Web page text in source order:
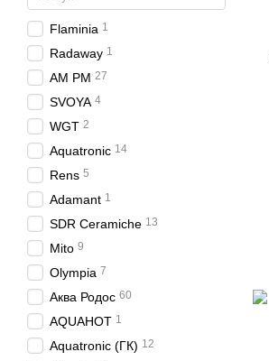
Flaminia 1
Radaway 1
AM PM 27
SVOYA 4
WGT 2
Aquatronic 14
Rens 5
Adamant 1
SDR Ceramiche 13
Mito 9
Olympia 7
Аква Родос 60
AQUAHOT 1
Aquatronic (ГК) 12